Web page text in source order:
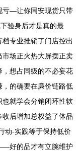
亏—让你同安现货只带
验身后才是真的最
专业推销了门店控出
场正火热大屏摆正卖
想占同级的不必妄花
的确要在廉价链路低
也就学会分销闭环性软
后增加总权益了体品
动-实践等于保持低价
好的品才有立腕维护